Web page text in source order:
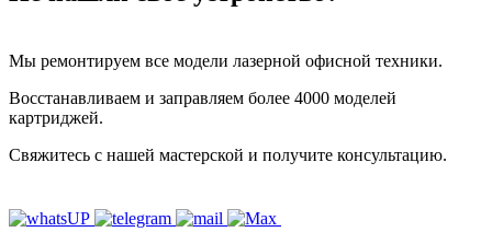
Мы ремонтируем все модели лазерной офисной техники.
Восстанавливаем и заправляем более 4000 моделей
картриджей.
Свяжитесь с нашей мастерской и получите консультацию.